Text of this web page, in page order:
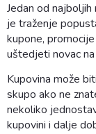
Jedan od
je traženje
kupone,
uštedjeti novac
Kupovina može
skupo ako ne
nekoliko
kupovini i dalje